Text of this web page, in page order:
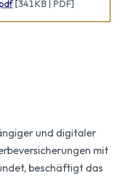
[341KB | PDF]
und digitaler
mit
beschäftigt das